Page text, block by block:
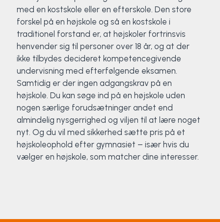
med en kostskole eller en efterskole. Den store
forskel på en højskole og så en kostskole i
traditionel forstand er, at højskoler fortrinsvis
henvender sig til personer over 18 år, og at der
ikke tilbydes decideret kompetencegivende
undervisning med efterfølgende eksamen.
Samtidig er der ingen adgangskrav på en
højskole. Du kan søge ind på en højskole uden
nogen særlige forudsætninger andet end
almindelig nysgerrighed og viljen til at lære noget
nyt. Og du vil med sikkerhed sætte pris på et
højskoleophold efter gymnasiet – især hvis du
vælger en højskole, som matcher dine interesser.